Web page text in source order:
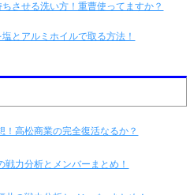
させる洗い方！重曹使ってますか？
とアルミホイルで取る方法！
高松商業の完全復活なるか？
力分析とメンバーまとめ！